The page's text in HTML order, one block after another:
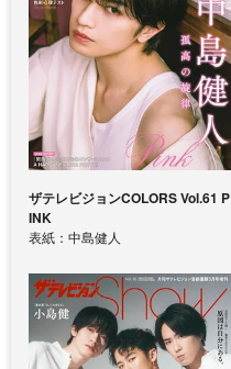
ザテレビジョンCOLORS Vol.61 P
INK
表紙：中島健人